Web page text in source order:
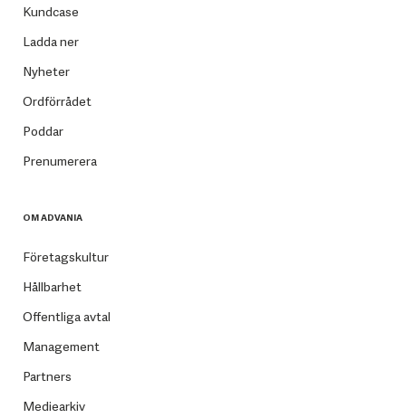
Kundcase
Ladda ner
Nyheter
Ordförrådet
Poddar
Prenumerera
OM ADVANIA
Företagskultur
Hållbarhet
Offentliga avtal
Management
Partners
Mediearkiv